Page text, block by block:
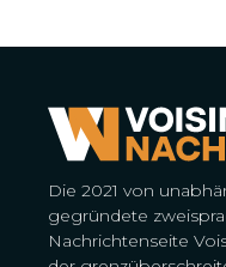
Die 2021 von
gegründete
Nachrichtenseite